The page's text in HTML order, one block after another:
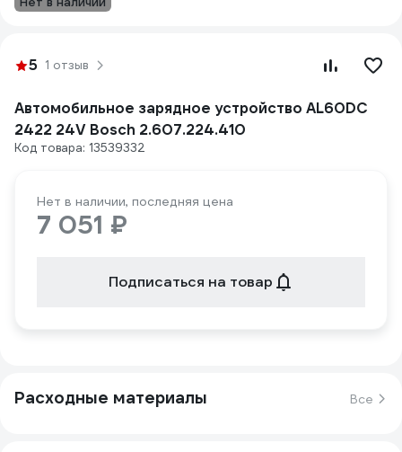
5 1 отзыв
Автомобильное зарядное устройство AL60DC
2422 24V Bosch 2.607.224.410
Код товара: 13539332
Нет в наличии, последняя цена
7 051 ₽
Подписаться на товар
Расходные материалы Все